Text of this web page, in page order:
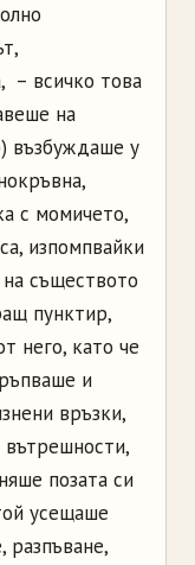
– всичко това
на
възбуждаше у
с момичето,
изпомпвайки
съществото
пунктир,
него, като че
и
връзки,
позата си
усещаше
разпъване,